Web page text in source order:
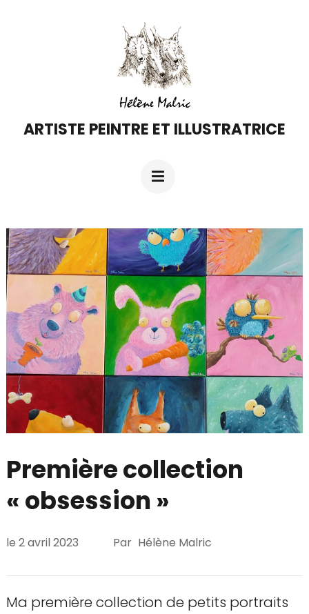
ARTISTE PEINTRE ET ILLUSTRATRICE
Première collection
« obsession »
le 2 avril 2023 Par Hélène Malric
Ma première collection de petits portraits